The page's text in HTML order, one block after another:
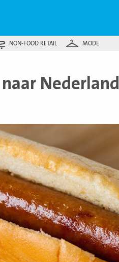
NON-FOOD RETAIL MODE
Nederland